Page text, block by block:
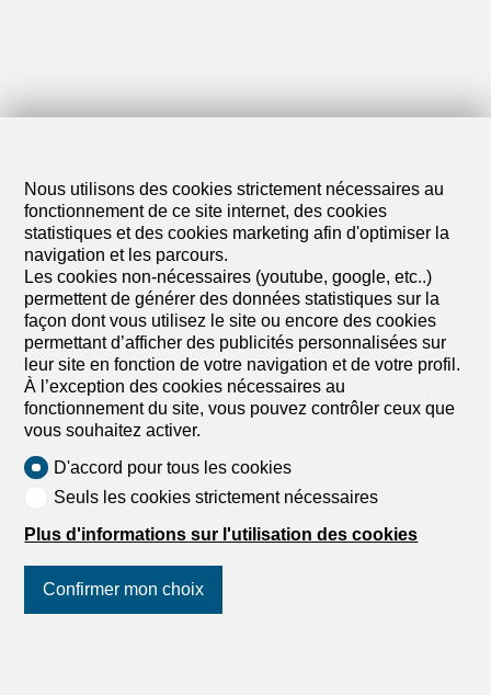
eignet sie sich ideal für Mehrgenerationenwohnen oder
Nous utilisons des cookies strictement nécessaires au
fonctionnement de ce site internet, des cookies
statistiques et des cookies marketing afin d'optimiser la
navigation et les parcours.
Les cookies non-nécessaires (youtube, google, etc..)
permettent de générer des données statistiques sur la
façon dont vous utilisez le site ou encore des cookies
permettant d’afficher des publicités personnalisées sur
leur site en fonction de votre navigation et de votre profil.
À l’exception des cookies nécessaires au
fonctionnement du site, vous pouvez contrôler ceux que
vous souhaitez activer.
D'accord pour tous les cookies
Seuls les cookies strictement nécessaires
Plus d'informations sur l'utilisation des cookies
Confirmer mon choix